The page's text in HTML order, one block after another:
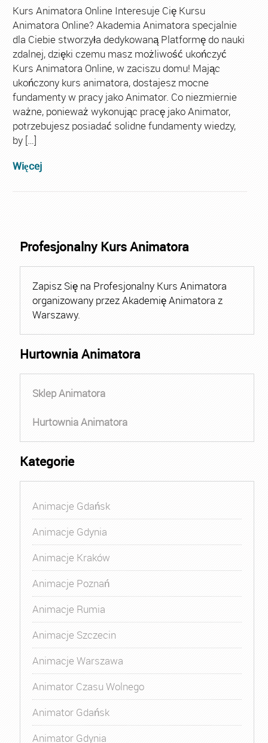
Kurs Animatora Online Interesuje Cię Kursu
Animatora Online? Akademia Animatora specjalnie
dla Ciebie stworzyła dedykowaną Platformę do nauki
zdalnej, dzięki czemu masz możliwość ukończyć
Kurs Animatora Online, w zaciszu domu! Mając
ukończony kurs animatora, dostajesz mocne
fundamenty w pracy jako Animator. Co niezmiernie
ważne, ponieważ wykonując pracę jako Animator,
potrzebujesz posiadać solidne fundamenty wiedzy,
by […]
Więcej
Profesjonalny Kurs Animatora
Zapisz Się na Profesjonalny Kurs Animatora
organizowany przez Akademię Animatora z
Warszawy.
Hurtownia Animatora
Sklep Animatora
Hurtownia Animatora
Kategorie
Animacje Gdańsk
Animacje Gdynia
Animacje Kraków
Animacje Poznań
Animacje Rumia
Animacje Szczecin
Animacje Warszawa
Animator Czasu Wolnego
Animator Gdańsk
Animator Gdynia